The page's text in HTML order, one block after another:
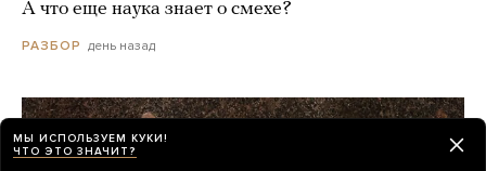
А что еще наука знает о смехе?
РАЗБОР день назад
МЫ ИСПОЛЬЗУЕМ КУКИ!
ЧТО ЭТО ЗНАЧИТ?